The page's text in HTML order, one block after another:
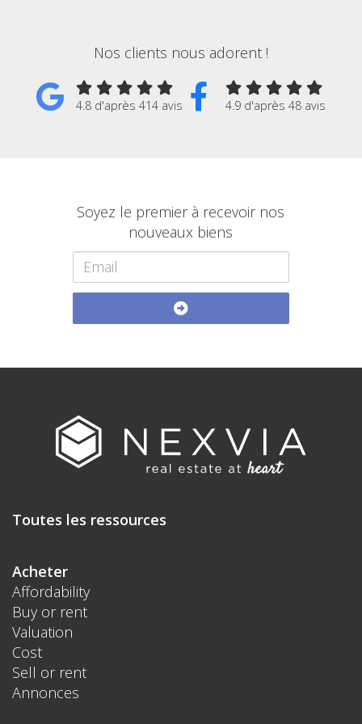
Nos clients nous adorent !
4.8 d'après 414 avis 4.9 d'après 48 avis
Soyez le premier à recevoir nos
nouveaux biens
Toutes les ressources
Acheter
Affordability
Buy or rent
Valuation
Cost
Sell or rent
Annonces